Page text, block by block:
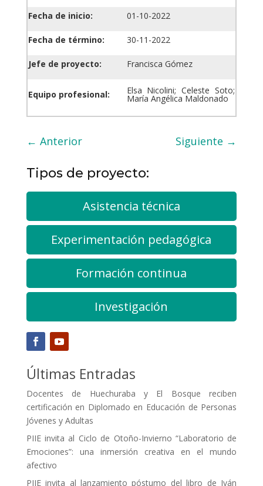
Fecha de inicio: 01-10-2022
Fecha de término: 30-11-2022
Jefe de proyecto: Francisca Gómez
Equipo profesional: Elsa Nicolini; Celeste Soto;
María Angélica Maldonado
← Anterior Siguiente →
Tipos de proyecto:
Asistencia técnica
Experimentación pedagógica
Formación continua
Investigación
Últimas Entradas
Docentes de Huechuraba y El Bosque reciben
certificación en Diplomado en Educación de Personas
Jóvenes y Adultas
PIIE invita al Ciclo de Otoño-Invierno “Laboratorio de
Emociones”: una inmersión creativa en el mundo
afectivo
PIIE invita al lanzamiento póstumo del libro de Iván